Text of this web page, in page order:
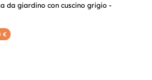
da giardino con cuscino grigio -
€